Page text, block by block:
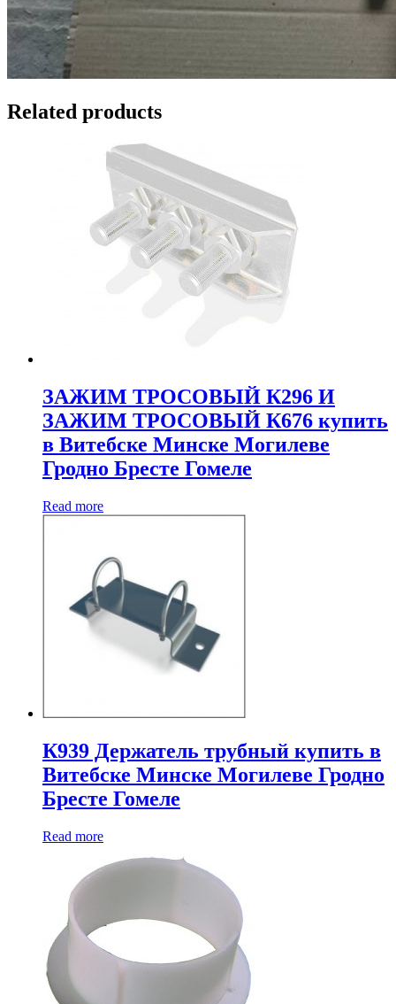
Related products
ЗАЖИМ ТРОСОВЫЙ К296 И
ЗАЖИМ ТРОСОВЫЙ К676 купить
в Витебске Минске Могилеве
Гродно Бресте Гомеле
Read more
К939 Держатель трубный купить в
Витебске Минске Могилеве Гродно
Бресте Гомеле
Read more